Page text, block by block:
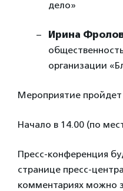
дело»
Ирина
организации
Мероприятие
Начало в 14.00 (по
Пресс-конференция
странице пресс-
комментариях можно